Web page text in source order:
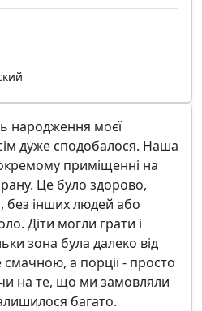
народження моєї
дуже сподобалося. Наша
приміщенні на
Це було здорово,
без інших людей або
Діти могли грати і
зона була далеко від
а порції - просто
на те, що ми замовляли
багато.